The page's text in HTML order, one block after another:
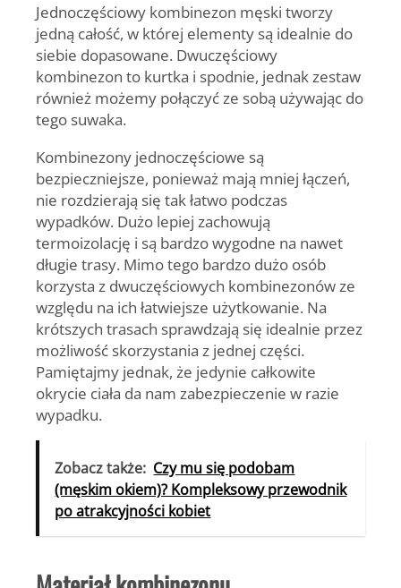
Jednoczęściowy kombinezon męski tworzy
jedną całość, w której elementy są idealnie do
siebie dopasowane. Dwuczęściowy
kombinezon to kurtka i spodnie, jednak zestaw
również możemy połączyć ze sobą używając do
tego suwaka.
Kombinezony jednoczęściowe są
bezpieczniejsze, ponieważ mają mniej łączeń,
nie rozdzierają się tak łatwo podczas
wypadków. Dużo lepiej zachowują
termoizolację i są bardzo wygodne na nawet
długie trasy. Mimo tego bardzo dużo osób
korzysta z dwuczęściowych kombinezonów ze
względu na ich łatwiejsze użytkowanie. Na
krótszych trasach sprawdzają się idealnie przez
możliwość skorzystania z jednej części.
Pamiętajmy jednak, że jedynie całkowite
okrycie ciała da nam zabezpieczenie w razie
wypadku.
Zobacz także: Czy mu się podobam
(męskim okiem)? Kompleksowy przewodnik
po atrakcyjności kobiet